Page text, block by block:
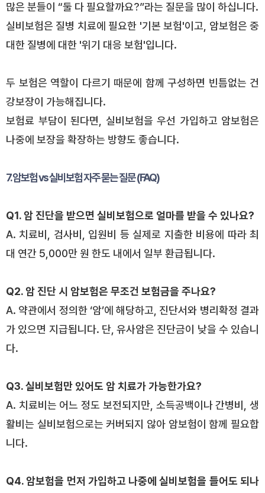
많은 분들이 “둘 다 필요할까요?”라는 질문을 많이 하십니다.
실비보험은 질병 치료에 필요한 '기본 보험'이고, 암보험은 중
대한 질병에 대한 '위기 대응 보험'입니다.
두 보험은 역할이 다르기 때문에 함께 구성하면 빈틈없는 건
강보장이 가능해집니다.
보험료 부담이 된다면, 실비보험을 우선 가입하고 암보험은
나중에 보장을 확장하는 방향도 좋습니다.
7. 암보험 vs 실비보험 자주 묻는 질문 (FAQ)
Q1. 암 진단을 받으면 실비보험으로 얼마를 받을 수 있나요?
A. 치료비, 검사비, 입원비 등 실제로 지출한 비용에 따라 최
대 연간 5,000만 원 한도 내에서 일부 환급됩니다.
Q2. 암 진단 시 암보험은 무조건 보험금을 주나요?
A. 약관에서 정의한 ‘암’에 해당하고, 진단서와 병리확정 결과
가 있으면 지급됩니다. 단, 유사암은 진단금이 낮을 수 있습니
다.
Q3. 실비보험만 있어도 암 치료가 가능한가요?
A. 치료비는 어느 정도 보전되지만, 소득공백이나 간병비, 생
활비는 실비보험으로는 커버되지 않아 암보험이 함께 필요합
니다.
Q4. 암보험을 먼저 가입하고 나중에 실비보험을 들어도 되나